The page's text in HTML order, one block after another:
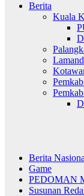
Berita
Kuala
Berita
Game
PEDOMAN
Susunan